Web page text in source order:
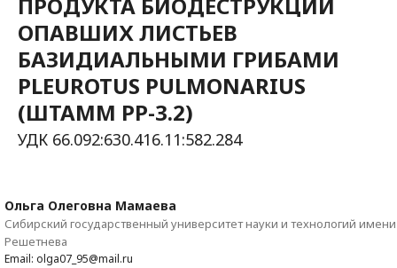
ПРОДУКТА БИОДЕСТРУКЦИИ
ОПАВШИХ ЛИСТЬЕВ
БАЗИДИАЛЬНЫМИ ГРИБАМИ
PLEUROTUS PULMONARIUS
(ШТАММ РР-3.2)
УДК 66.092:630.416.11:582.284
Ольга Олеговна Мамаева
Сибирский государственный университет науки и технологий
Решетнева
Email: olga07_95@mail.ru